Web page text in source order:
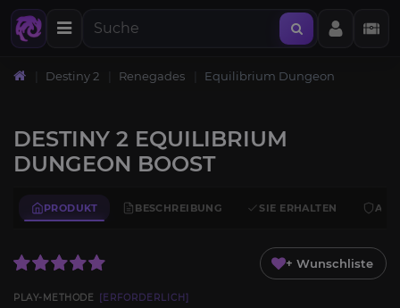
Destiny 2 Renegades Equilibrium Dungeon
DESTINY 2 EQUILIBRIUM
DUNGEON BOOST
PRODUKT BESCHREIBUNG SIE ERHALTEN
+ Wunschliste
PLAY-METHODE [ERFORDERLICH]